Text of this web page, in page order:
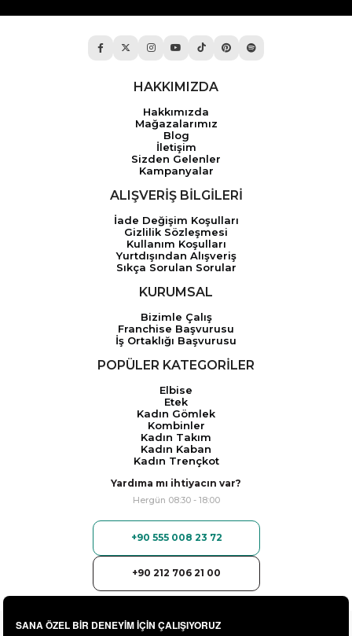
HAKKIMIZDA
Hakkımızda
Mağazalarımız
Blog
İletişim
Sizden Gelenler
Kampanyalar
ALIŞVERİŞ BİLGİLERİ
İade Değişim Koşulları
Gizlilik Sözleşmesi
Kullanım Koşulları
Yurtdışından Alışveriş
Sıkça Sorulan Sorular
KURUMSAL
Bizimle Çalış
Franchise Başvurusu
İş Ortaklığı Başvurusu
POPÜLER KATEGORİLER
Elbise
Etek
Kadın Gömlek
Kombinler
Kadın Takım
Kadın Kaban
Kadın Trençkot
Yardıma mı ihtiyacın var?
Hergün 08:30 - 18:00
+90 555 008 23 72
+90 212 706 21 00